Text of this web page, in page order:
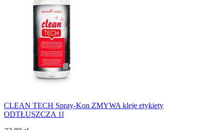
CLEAN TECH Spray-Kon ZMYWA kleje etykiety
ODTŁUSZCZA 1l